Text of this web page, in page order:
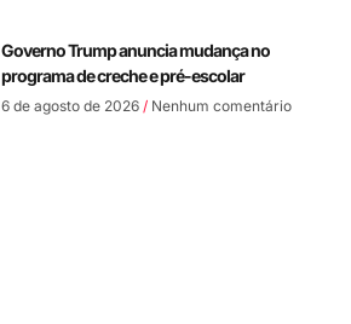
Governo Trump anuncia mudança no
programa de creche e pré-escolar
6 de agosto de 2026 Nenhum comentário